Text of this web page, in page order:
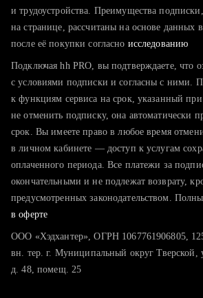
тратите много времени на поиск и
хотите сравнить себя с
и трудоустройства. Преимущества
на странице, рассчитаны на основе данных
после её покупки согласно исследованию
Подключая hh PRO, вы подтверждаете, что
с условиями подписки и согласны с ними.
к функциям сервиса на срок, указанный
не отменить подписку, она автоматически
срок. Вы имеете право в любое время
в личном кабинете — доступ к услугам
оплаченного периода. Все платежи за
окончательными и не подлежат возврату,
предусмотренных законодательством.
в оферте
ООО «Хэдхантер», ОГРН 1067761906805,
вн. тер. г. Муниципальный округ Тверской,
д. 48, помещ. 25